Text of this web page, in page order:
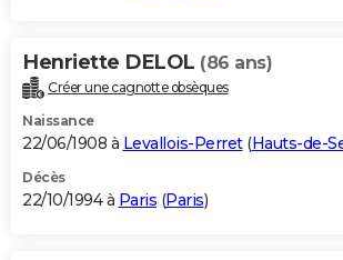
Henriette DELOL (86 ans)
Créer une cagnotte obsèques
Naissance
22/06/1908 à Levallois-Perret(Hauts-de-
Décès
22/10/1994 à Paris (Paris)